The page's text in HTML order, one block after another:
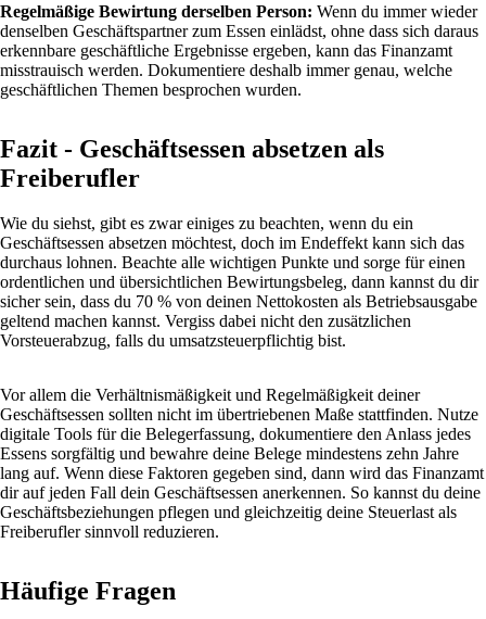
Regelmäßige Bewirtung derselben Person: Wenn du immer wieder
denselben Geschäftspartner zum Essen einlädst, ohne dass sich daraus
erkennbare geschäftliche Ergebnisse ergeben, kann das Finanzamt
misstrauisch werden. Dokumentiere deshalb immer genau, welche
geschäftlichen Themen besprochen wurden.
Fazit - Geschäftsessen absetzen als
Freiberufler
Wie du siehst, gibt es zwar einiges zu beachten, wenn du ein
Geschäftsessen absetzen möchtest, doch im Endeffekt kann sich das
durchaus lohnen. Beachte alle wichtigen Punkte und sorge für einen
ordentlichen und übersichtlichen Bewirtungsbeleg, dann kannst du dir
sicher sein, dass du 70 % von deinen Nettokosten als Betriebsausgabe
geltend machen kannst. Vergiss dabei nicht den zusätzlichen
Vorsteuerabzug, falls du umsatzsteuerpflichtig bist.
Vor allem die Verhältnismäßigkeit und Regelmäßigkeit deiner
Geschäftsessen sollten nicht im übertriebenen Maße stattfinden. Nutze
digitale Tools für die Belegerfassung, dokumentiere den Anlass jedes
Essens sorgfältig und bewahre deine Belege mindestens zehn Jahre
lang auf. Wenn diese Faktoren gegeben sind, dann wird das Finanzamt
dir auf jeden Fall dein Geschäftsessen anerkennen. So kannst du deine
Geschäftsbeziehungen pflegen und gleichzeitig deine Steuerlast als
Freiberufler sinnvoll reduzieren.
Häufige Fragen